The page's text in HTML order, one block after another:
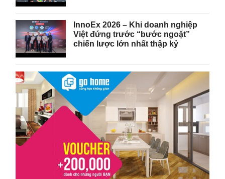
InnoEx 2026 – Khi doanh nghiệp
Việt đứng trước “bước ngoặt”
chiến lược lớn nhất thập kỷ